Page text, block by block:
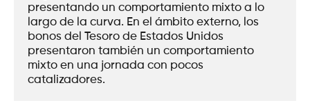
presentando un comportamiento mixto a lo
largo de la curva. En el ámbito externo, los
bonos del Tesoro de Estados Unidos
presentaron también un comportamiento
mixto en una jornada con pocos
catalizadores.